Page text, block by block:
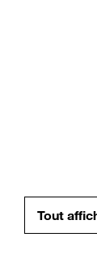
Tout